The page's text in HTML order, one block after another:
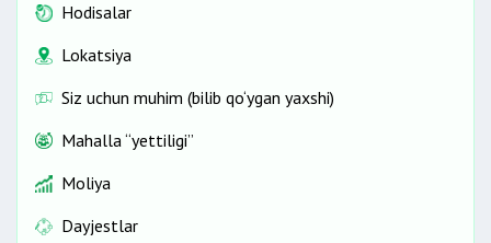
Hodisalar
Lokatsiya
Siz uchun muhim (bilib qo‘ygan yaxshi)
Mahalla “yettiligi”
Moliya
Dayjestlar